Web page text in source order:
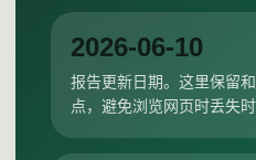
2026-06-10
报告更新日期。这里保留
点，避免浏览网页时丢失时